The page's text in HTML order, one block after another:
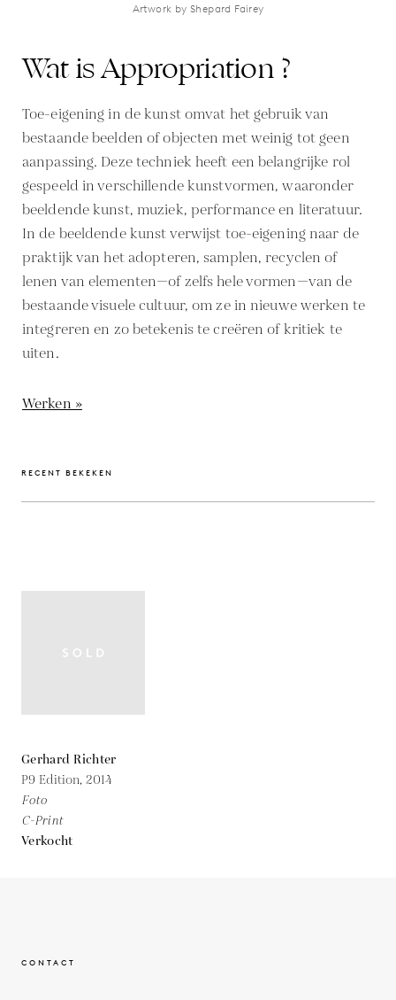
Artwork by Shepard Fairey
Wat is Appropriation ?
Toe-eigening in de kunst omvat het gebruik van
bestaande beelden of objecten met weinig tot geen
aanpassing. Deze techniek heeft een belangrijke rol
gespeeld in verschillende kunstvormen, waaronder
beeldende kunst, muziek, performance en literatuur.
In de beeldende kunst verwijst toe-eigening naar de
praktijk van het adopteren, samplen, recyclen of
lenen van elementen—of zelfs hele vormen—van de
bestaande visuele cultuur, om ze in nieuwe werken te
integreren en zo betekenis te creëren of kritiek te
uiten.
Werken »
RECENT BEKEKEN
Gerhard Richter
P9 Edition,2014
Foto
C-Print
Verkocht
CONTACT